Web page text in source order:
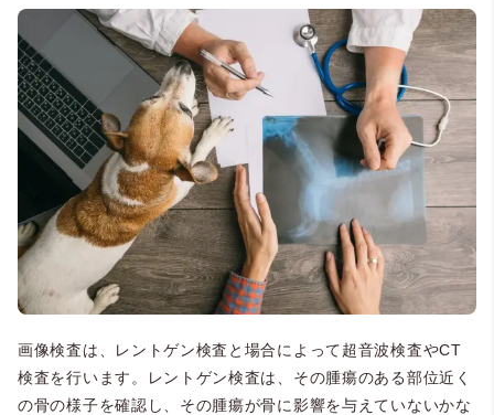
画像検査は、レントゲン検査と場合によって超音波検査やCT
検査を行います。レントゲン検査は、その腫瘍のある部位近く
の骨の様子を確認し、その腫瘍が骨に影響を与えていないかな